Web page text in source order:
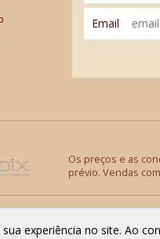
Email
Os preços e as
prévio. Vendas
experiência no site. Ao